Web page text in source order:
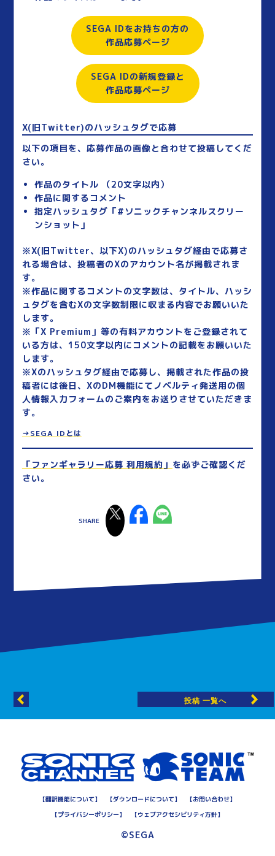
SEGA IDをお持ちの方の
作品応募ページ
SEGA IDの新規登録と
作品応募ページ
X(旧Twitter)のハッシュタグで応募
以下の項目を、応募作品の画像と合わせて投稿してくだ
さい。
作品のタイトル （20文字以内）
作品に関するコメント
指定ハッシュタグ「#ソニックチャンネルスクリー
ンショット」
※X(旧Twitter、以下X)のハッシュタグ経由で応募さ
れる場合は、投稿者のXのアカウント名が掲載されま
す。
※作品に関するコメントの文字数は、タイトル、ハッシ
ュタグを含むXの文字数制限に収まる内容でお願いいた
します。
※「X Premium」等の有料アカウントをご登録されて
いる方は、150文字以内にコメントの記載をお願いいた
します。
※Xのハッシュタグ経由で応募し、掲載された作品の投
稿者には後日、XのDM機能にてノベルティ発送用の個
人情報入力フォームのご案内をお送りさせていただきま
す。
→SEGA IDとは
「ファンギャラリー応募 利用規約」 を必ずご確認くだ
さい。
投稿 一覧へ
【翻訳機能について】 【ダウンロードについて】 【お問い合わせ】
【プライバシーポリシー】 【ウェブアクセシビリティ方針】
©SEGA